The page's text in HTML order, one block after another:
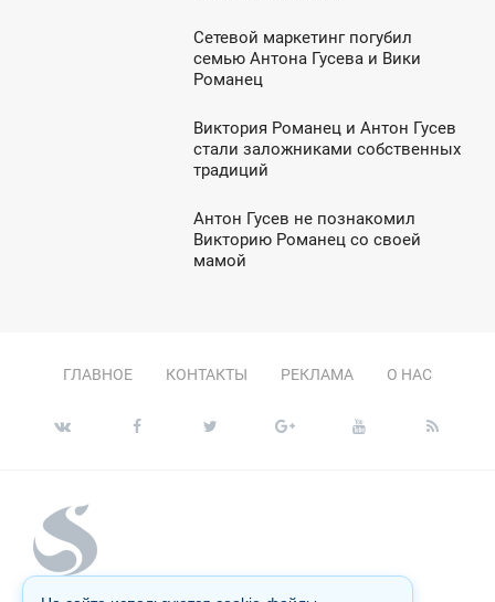
Сетевой маркетинг погубил
семью Антона Гусева и Вики
Романец
Виктория Романец и Антон Гусев
стали заложниками собственных
традиций
Антон Гусев не познакомил
Викторию Романец со своей
мамой
ГЛАВНОЕ КОНТАКТЫ РЕКЛАМА О НАС